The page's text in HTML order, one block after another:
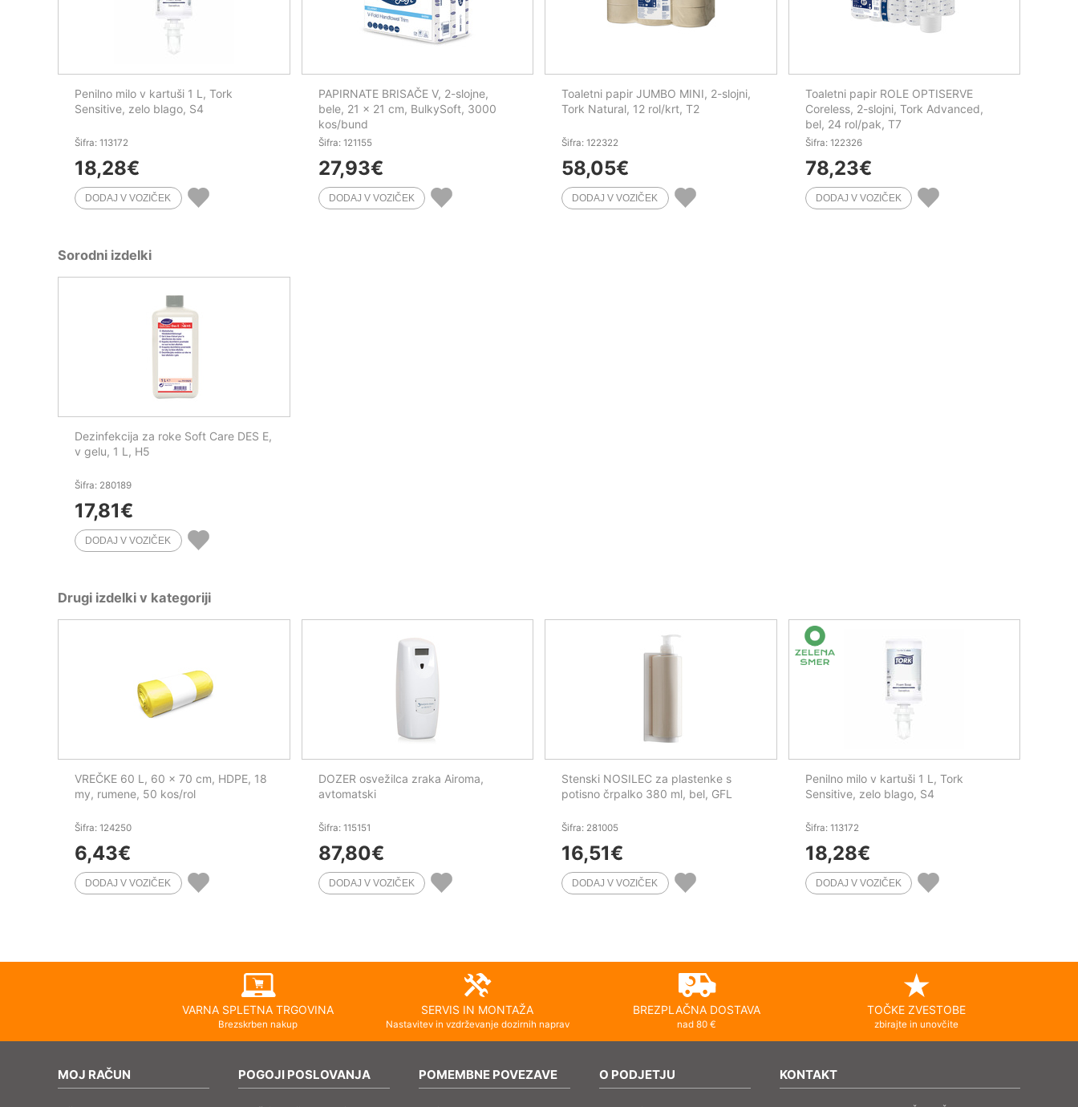
Penilno milo v kartuši 1 L, Tork
Sensitive, zelo blago, S4
Šifra: 113172
18,28€
PAPIRNATE BRISAČE V, 2-slojne,
bele, 21 x 21 cm, BulkySoft, 3000
kos/bund
Šifra: 121155
27,93€
Toaletni papir JUMBO MINI, 2-slojni,
Tork Natural, 12 rol/krt, T2
Šifra: 122322
58,05€
Toaletni papir ROLE OPTISERVE
Coreless, 2-slojni, Tork Advanced,
bel, 24 rol/pak, T7
Šifra: 122326
78,23€
Sorodni izdelki
Dezinfekcija za roke Soft Care DES E,
v gelu, 1 L, H5
Šifra: 280189
17,81€
Drugi izdelki v kategoriji
VREČKE 60 L, 60 x 70 cm, HDPE, 18
my, rumene, 50 kos/rol
Šifra: 124250
6,43€
DOZER osvežilca zraka Airoma,
avtomatski
Šifra: 115151
87,80€
Stenski NOSILEC za plastenke s
potisno črpalko 380 ml, bel, GFL
Šifra: 281005
16,51€
Penilno milo v kartuši 1 L, Tork
Sensitive, zelo blago, S4
Šifra: 113172
18,28€
VARNA SPLETNA TRGOVINA
Brezskrben nakup
SERVIS IN MONTAŽA
Nastavitev in vzdrževanje dozirnih naprav
BREZPLAČNA DOSTAVA
nad 80 €
TOČKE ZVESTOBE
zbirajte in unovčite
MOJ RAČUN POGOJI POSLOVANJA POMEMBNE POVEZAVE O PODJETJU KONTAKT